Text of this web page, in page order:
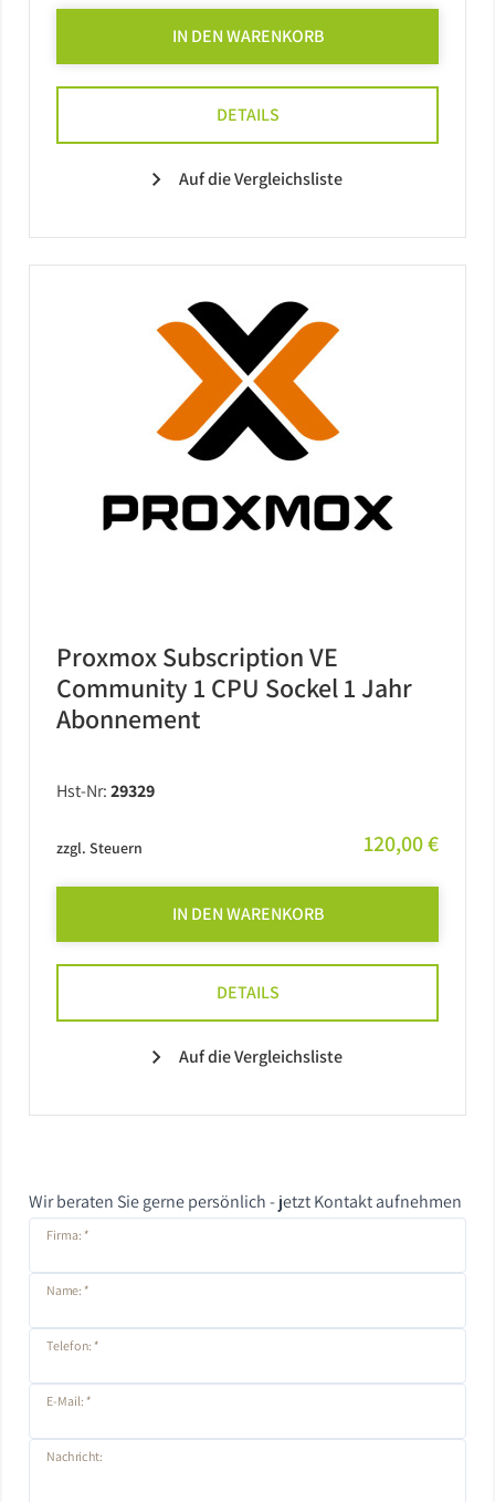
IN DEN WARENKORB
DETAILS
Auf die Vergleichsliste
Proxmox Subscription VE
Community 1 CPU Sockel 1 Jahr
Abonnement
Hst-Nr:29329
zzgl. Steuern 120,00 €
IN DEN WARENKORB
DETAILS
Auf die Vergleichsliste
Wir beraten Sie gerne persönlich - jetzt Kontakt aufnehmen
Firma:*
Name:*
Telefon:*
E-Mail:*
Nachricht: